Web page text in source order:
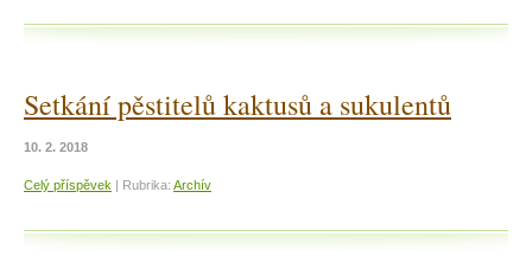
Setkání pěstitelů kaktusů a sukulentů
10. 2. 2018
Celý příspěvek | Rubrika: Archív